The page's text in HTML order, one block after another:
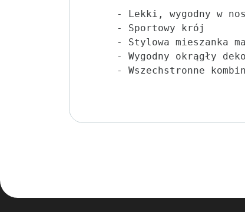
- Lekki, wygodny w
- Sportowy krój
- Stylowa mieszanka
- Wygodny okrągły
- Wszechstronne